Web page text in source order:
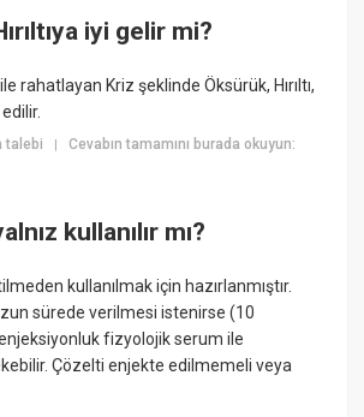
iyi gelir mi?
rahatlayan Kriz şeklinde Öksürük, Hırıltı,
talebi |Cevabın tamamını burada okuyun:
kullanılır mı?
kullanılmak için hazırlanmıştır.
sürede verilmesi istenirse (10
fizyolojik serum ile
Çözelti enjekte edilmemeli veya